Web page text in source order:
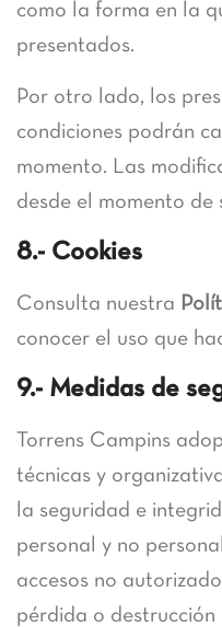
como la forma en la
presentados.
Por otro lado, los
condiciones podrán
momento. Las
desde el momento de
8.- Cookies
Consulta nuestra
conocer el uso que
9.- Medidas de
Torrens Campins
técnicas y
la seguridad e
personal y no
accesos no
pérdida o destrucción